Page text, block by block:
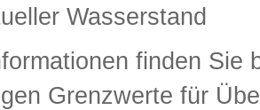
Wasserstand
finden Sie
Grenzwerte für